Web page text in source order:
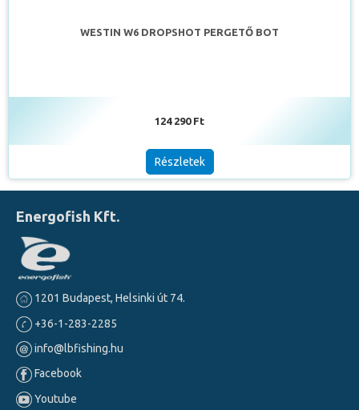
WESTIN W6 DROPSHOT PERGETŐ BOT
124 290 Ft
Részletek
Energofish Kft.
1201 Budapest, Helsinki út 74.
+36-1-283-2285
info@lbfishing.hu
Facebook
Youtube